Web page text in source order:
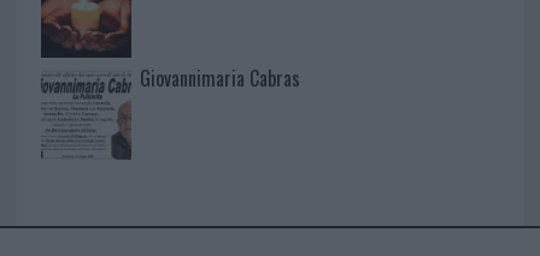
Giovannimaria Cabras